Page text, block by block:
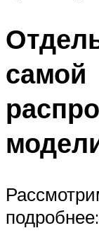
самой
подробнее: